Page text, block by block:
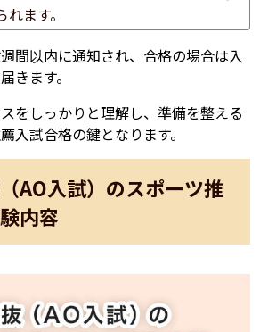
れます。
間以内に通知され、合格の場合は入
きます。
をしっかりと理解し、準備を整える
入試合格の鍵となります。
AO入試）のスポーツ推
内容